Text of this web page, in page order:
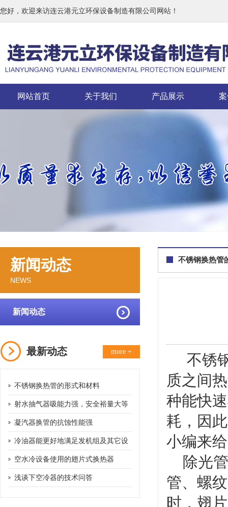
您好，欢迎来访连云港元立环保设备制造有限公司网站！
网站首页 关于我们 产品展示
新闻动态
NEWS
新闻动态
最新动态 more +
不锈钢换热管的形式和材料
射水抽气器吸能力强，安全裕量大等
优点
凝汽器换管的抗蚀性能强
冷油器能更好地满足发机组及其它设
备的需要
空水冷设备使用的翅片式换热器
浅谈下空冷器的技术问答
不锈钢换热管
不锈钢
质之间
种能快
耗，因
小编来
除光管
管、螺
时，翅